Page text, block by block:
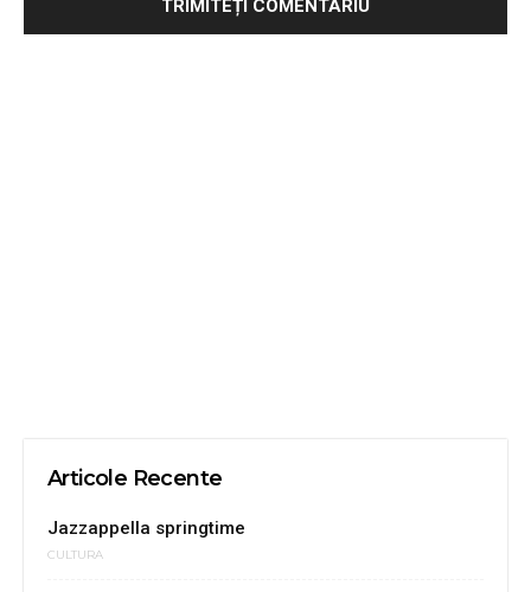
Articole Recente
Jazzappella springtime
CULTURA